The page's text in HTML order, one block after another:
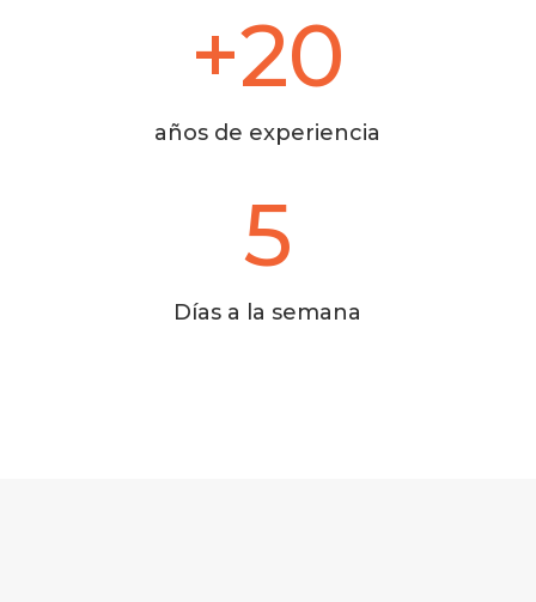
+20
años de experiencia
5
Días a la semana